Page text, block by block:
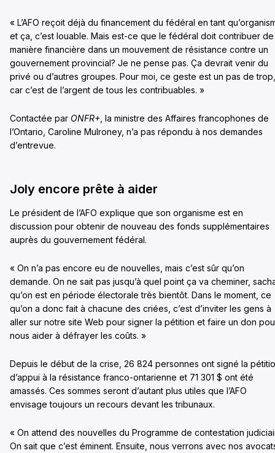
« L’AFO reçoit déjà du financement du fédéral en tant
et ça, c’est louable. Mais est-ce que le fédéral doit contribuer de
manière financière dans un mouvement de résistance contre un
gouvernement provincial? Je ne pense pas. Ça devrait venir du
privé ou d’autres groupes. Pour moi, ce geste est un pas de trop,
car c’est de l’argent de tous les contribuables. »
Contactée par ONFR+ , la ministre des Affaires francophones de
l’Ontario, Caroline Mulroney, n’a pas répondu à nos demandes
d’entrevue.
Joly encore prête à aider
Le président de l’AFO explique que son organisme est en
discussion pour obtenir de nouveau des fonds supplémentaires
auprès du gouvernement fédéral.
« On n’a pas encore eu de nouvelles, mais c’est sûr qu’on
demande. On ne sait pas jusqu’à quel point ça va cheminer,
qu’on est en période électorale très bientôt. Dans le moment, ce
qu’on a donc fait à chacune des criées, c’est d’inviter les gens à
aller sur notre site Web pour signer la pétition et faire un don
nous aider à défrayer les coûts. »
Depuis le début de la crise, 26 824 personnes ont signé la
d’appui à la résistance franco-ontarienne et 71 301 $ ont été
amassés. Ces sommes seront d’autant plus utiles que l’AFO
envisage toujours un recours devant les tribunaux.
« On attend des nouvelles du Programme de contestation
On sait que c’est éminent. Ensuite, nous verrons avec nos